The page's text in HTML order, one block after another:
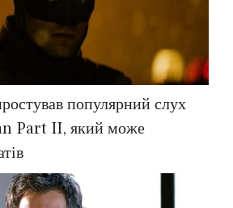
популярний слух
Part II, який може